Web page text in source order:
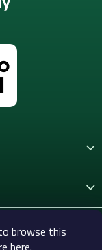
browse this
here.